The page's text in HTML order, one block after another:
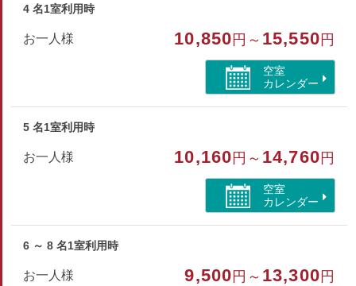
4 名1室利用時
お一人様 10,850 円～ 15,550 円
空室
カレンダー
5 名1室利用時
お一人様 10,160 円～ 14,760 円
空室
カレンダー
6 ～ 8 名1室利用時
お一人様 9,500 円～ 13,300 円